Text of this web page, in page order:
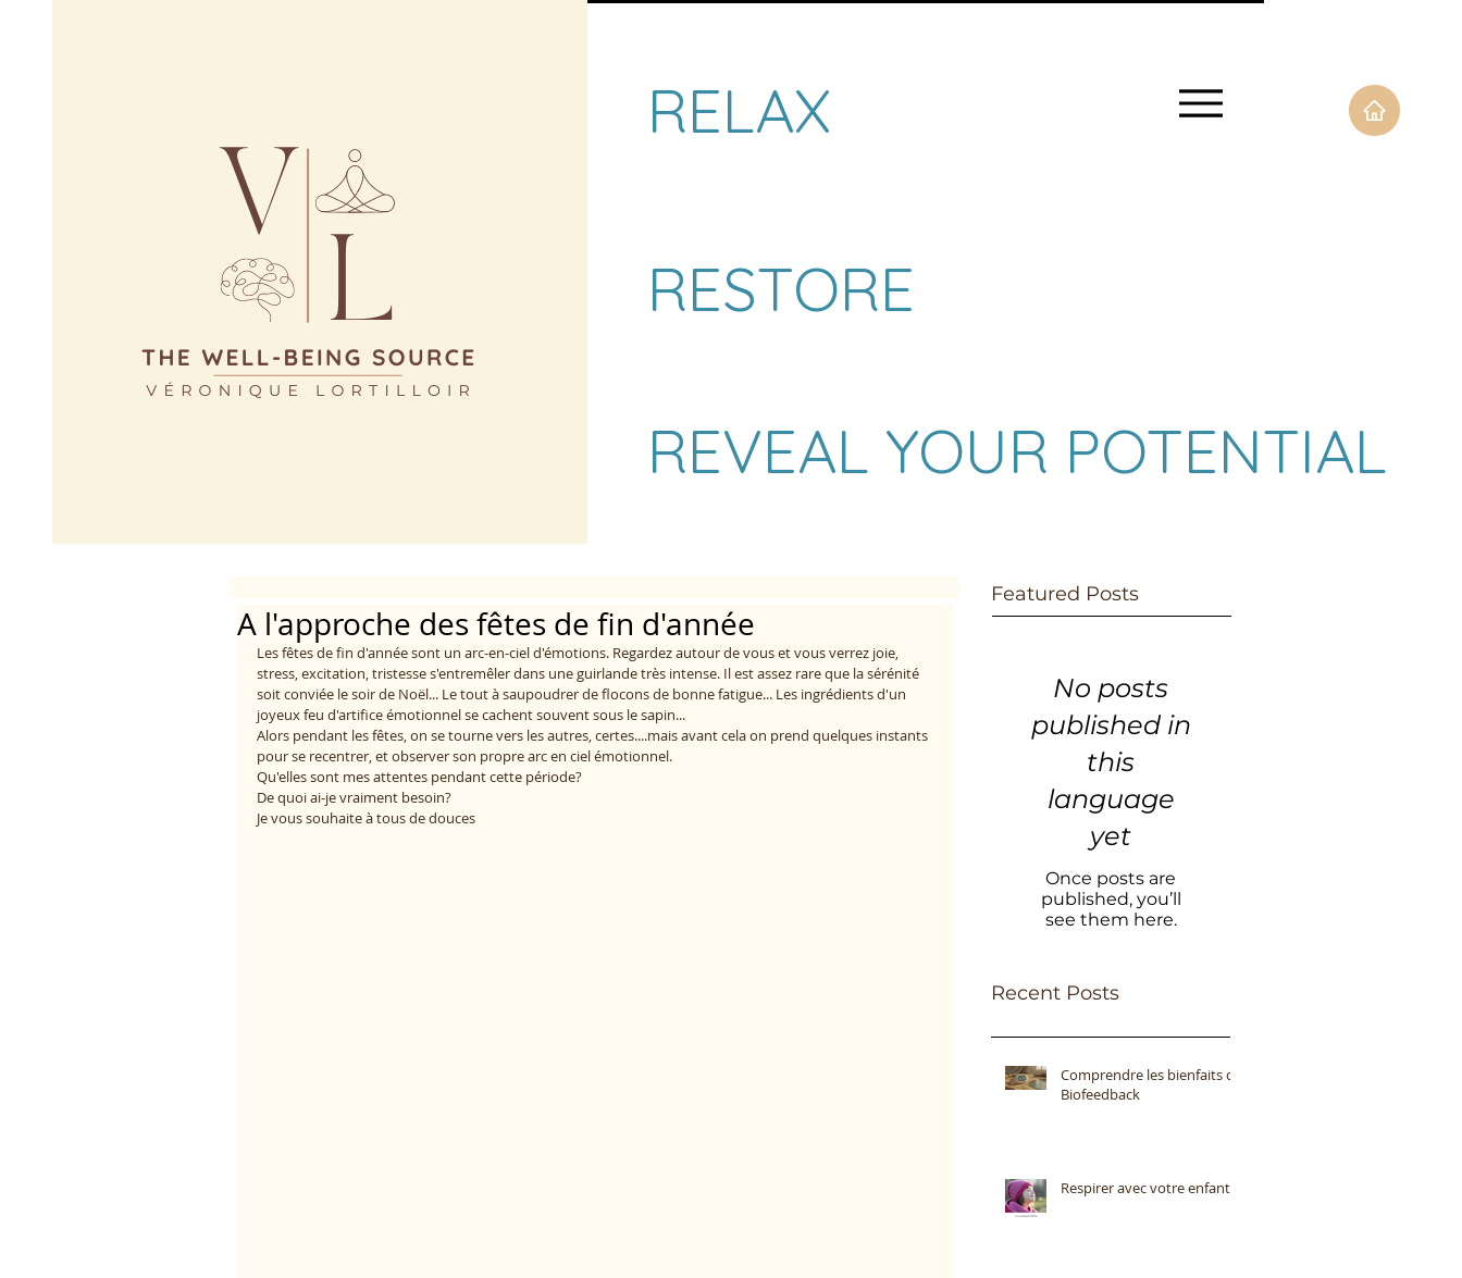
RELAX
RESTORE
REVEAL YOUR POTENTIAL
A l'approche des fêtes de fin d'année
Les fêtes de fin d'année sont un arc-en-ciel d'émotions. Regardez autour de vous et vous verrez joie,
stress, excitation, tristesse s'entremêler dans une guirlande très intense. Il est assez rare que la sérénité
soit conviée le soir de Noël... Le tout à saupoudrer de flocons de bonne fatigue... Les ingrédients d'un
joyeux feu d'artifice émotionnel se cachent souvent sous le sapin...
Alors pendant les fêtes, on se tourne vers les autres, certes....mais avant cela on prend quelques instants
pour se recentrer, et observer son propre arc en ciel émotionnel.
Qu'elles sont mes attentes pendant cette période?
De quoi ai-je vraiment besoin?
Je vous souhaite à tous de douces
Featured Posts
No posts
published in
this
language
yet
Once posts are
published, you’ll
see them here.
Recent Posts
Comprendre les bienfaits du
Biofeedback
Respirer avec votre enfant